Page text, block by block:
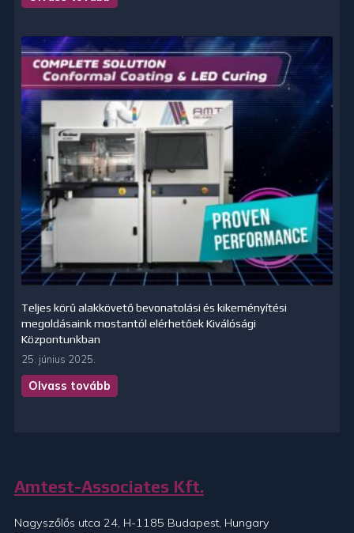
Teljes körű alakkövető bevonatolási és kikeményítési
megoldásaink mostantól elérhetőek Kiválósági
Központunkban
25. június 2025.
Olvass tovább
Amtest-Associates Kft.
Nagyszőlős utca 24, H-1185 Budapest, Hungary